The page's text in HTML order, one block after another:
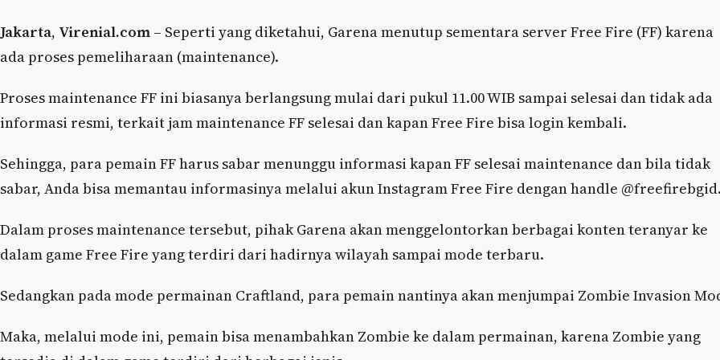
Jakarta, Virenial.com – Seperti yang diketahui, Garena menutup sementara server Free Fire (FF) karena
ada proses pemeliharaan (maintenance).
Proses maintenance FF ini biasanya berlangsung mulai dari pukul 11.00 WIB sampai selesai dan tidak ada
informasi resmi, terkait jam maintenance FF selesai dan kapan Free Fire bisa login kembali.
Sehingga, para pemain FF harus sabar menunggu informasi kapan FF selesai maintenance dan bila tidak
sabar, Anda bisa memantau informasinya melalui akun Instagram Free Fire dengan handle
Dalam proses maintenance tersebut, pihak Garena akan menggelontorkan berbagai konten teranyar ke
dalam game Free Fire yang terdiri dari hadirnya wilayah sampai mode terbaru.
Sedangkan pada mode permainan Craftland, para pemain nantinya akan menjumpai Zombie Invasion
Maka, melalui mode ini, pemain bisa menambahkan Zombie ke dalam permainan, karena Zombie yang